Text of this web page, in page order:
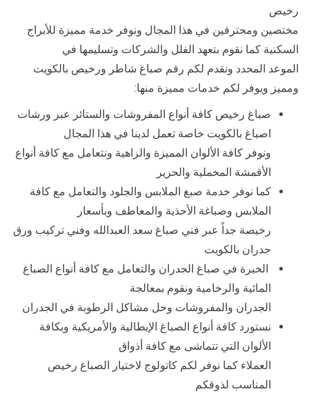
رخيص
مختصين ومحترفين في هذا المجال ونوفر خدمة مميزة للأبراج
السكنية كما نقوم بتعهد الفلل والشركات وتسليمها في
الموعد المحدد ونقدم لكم رقم صباغ شاطر ورخيص بالكويت
ومميز ويوفر لكم خدمات مميزة منها:
صباغ رخيص كافة أنواع المفروشات والستائر عبر ورشات
اصباغ بالكويت خاصة تعمل لدينا في هذا المجال
ونوفر كافة الألوان المميزة والزاهية ونتعامل مع كافة أنواع
الأقمشة المخملية والحرير
كما نوفر خدمة صبغ الملابس والجلود والتعامل مع كافة
الملابس وصباغة الأحذية والمعاطف وبأسعار
رخيصة جداً عبر فني صباغ سعد العبدالله وفني تركيب ورق
جدران بالكويت
الخبرة في صباغ الجدران والتعامل مع كافة أنواع الصباغ
المائية والرخامية ونقوم بمعالجة
الجدران والمفروشات وحل مشاكل الرطوبة في الجدران
نستورد كافة أنواع الصباغ الإيطالية والأمريكية وبكافة
الألوان التي تتماشى مع كافة أذواق
العملاء كما نوفر لكم كاتولوج لاختيار الصباغ رخيص
المناسب لذوقكم